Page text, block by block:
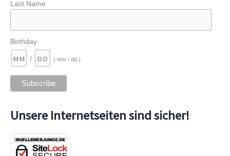
Last Name
Birthday
/ ( mm / dd )
Unsere Internetseiten sind sicher!